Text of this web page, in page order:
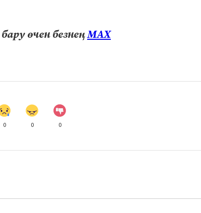
өчен безнеңМАХ
0 0 0